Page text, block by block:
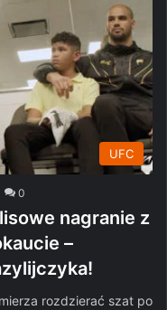
UFC
0
nagranie z
–
rozdzierać szat po